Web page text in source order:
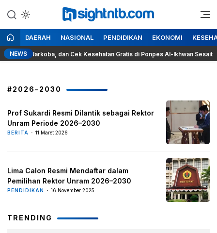
ke
konten
Insight NTB
Berita Seputar NTB
DAERAH NASIONAL PENDIDIKAN EKONOMI
NEWSNarkoba, dan Cek Kesehatan Gratis di Ponpes Al-Ikhwan Sesait
#2026–2030
Prof Sukardi Resmi Dilantik sebagai Rektor
Unram Periode 2026–2030
BERITA 11 Maret 2026
Lima Calon Resmi Mendaftar dalam
Pemilihan Rektor Unram 2026–2030
PENDIDIKAN 16 November 2025
TRENDING